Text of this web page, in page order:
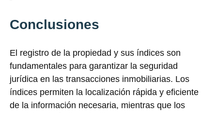
Conclusiones
El registro de la propiedad y sus índices son
fundamentales para garantizar la seguridad
jurídica en las transacciones inmobiliarias. Los
índices permiten la localización rápida y eficiente
de la información necesaria, mientras que los